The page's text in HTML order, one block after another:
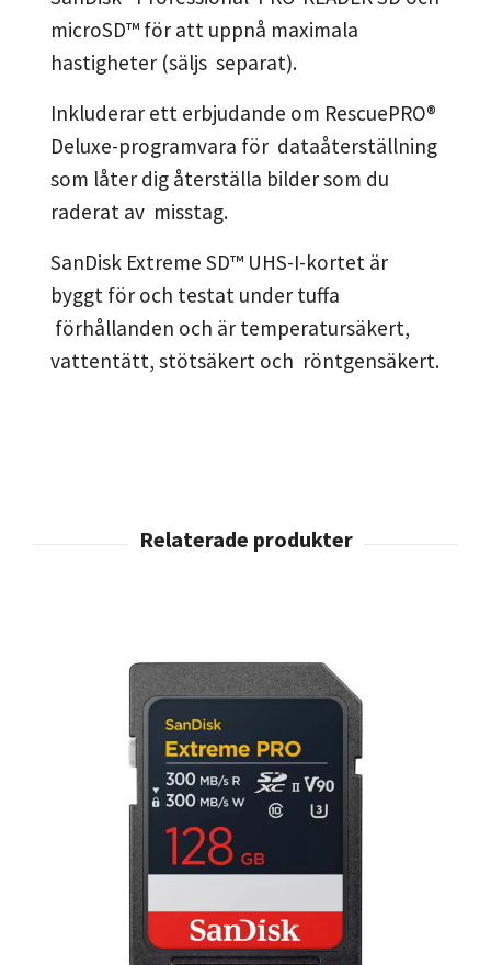
microSD™ för att uppnå maximala
hastigheter (säljs separat).
Inkluderar ett erbjudande om RescuePRO®
Deluxe-programvara för dataåterställning
som låter dig återställa bilder som du
raderat av misstag.
SanDisk Extreme SD™ UHS-I-kortet är
byggt för och testat under tuffa
förhållanden och är temperatursäkert,
vattentätt, stötsäkert och röntgensäkert.